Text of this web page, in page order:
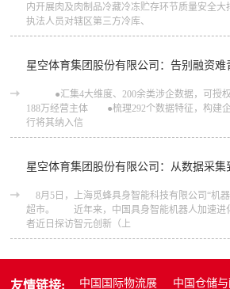
内开展肉及肉制品冷藏冷冻贮存环节质量安全
执法人员对辖区第三方冷库、
星空体育集团股份有限公司：告别融资难
●汇集4大维度、200余类涉企数据，可授权
188万经营主体 ●梳理292个数据特征，构建
行将其纳入信
星空体育集团股份有限公司：从数据采集
8月5日，上海觅蜂具身智能科技有限公司“机
超市。 近年来，中国具身智能机器人加速进
者近日探访智元创新（上
友情链接: 中国国际物流展 中国仓储